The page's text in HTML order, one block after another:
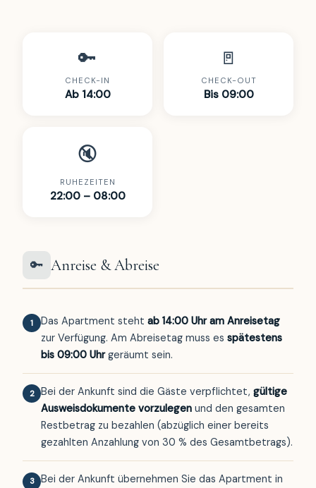
🔑
CHECK-IN
Ab 14:00
🚪
CHECK-OUT
Bis 09:00
🔇
RUHEZEITEN
22:00 – 08:00
🔑 Anreise & Abreise
1 Das Apartment steht ab 14:00 Uhr am Anreisetag
zur Verfügung. Am Abreisetag muss es spätestens
bis 09:00 Uhrgeräumt sein.
2 Bei der Ankunft sind die Gäste verpflichtet, gültige
Ausweisdokumente vorzulegen und den gesamten
Restbetrag zu bezahlen (abzüglich einer bereits
gezahlten Anzahlung von 30 % des Gesamtbetrags).
3
Bei der Ankunft übernehmen Sie das Apartment in